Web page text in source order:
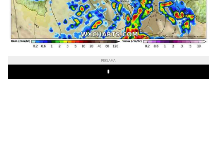
REKLAMA
Play